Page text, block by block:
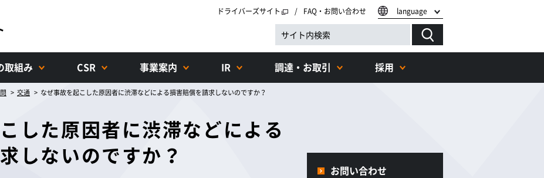
ドライバーズサイト FAQ・お問い合わせ language
取組み CSR 事業案内 IR 調達・お取引 採用
交通 なぜ事故を起こした原因者に渋滞などによる損害賠償を請求しないのですか？
した原因者に渋滞などによる
しないのですか？
お問い合わせ